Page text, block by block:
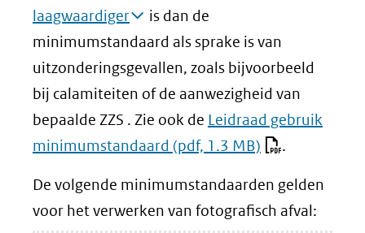
laagwaardiger
is dan de
minimumstandaard als sprake is van
uitzonderingsgevallen, zoals bijvoorbeeld
bij calamiteiten of de aanwezigheid van
bepaalde ZZS . Zie ook de Leidraad gebruik
minimumstandaard (pdf, 1.3 MB) .
De volgende minimumstandaarden gelden
voor het verwerken van fotografisch afval: